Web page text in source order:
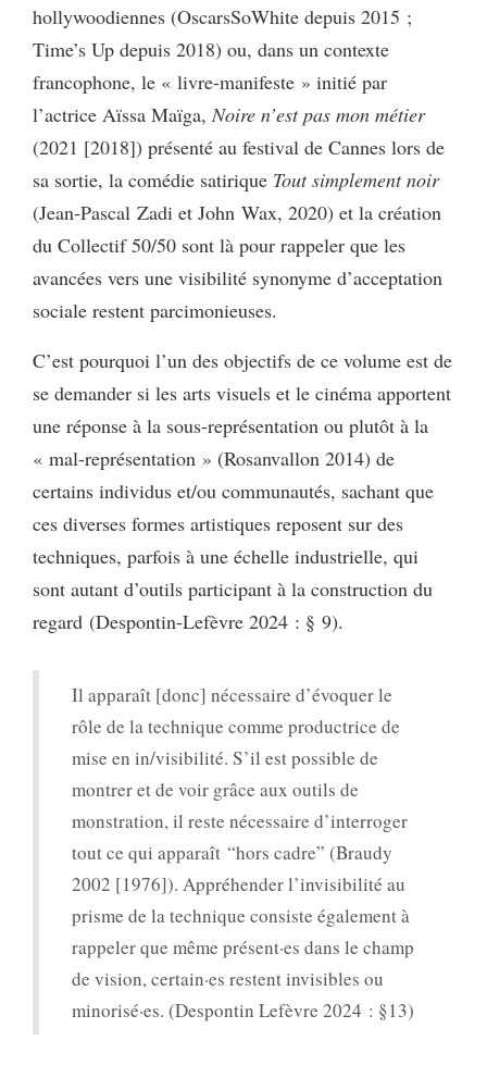
hollywoodiennes (OscarsSoWhite depuis 2015 ;
Time’s Up depuis 2018) ou, dans un contexte
francophone, le « livre-manifeste » initié par
l’actrice Aïssa Maïga, Noire n’est pas mon métier
(2021 [2018]) présenté au festival de Cannes lors de
sa sortie, la comédie satirique Tout simplement noir
(Jean-Pascal Zadi et John Wax, 2020) et la création
du Collectif 50/50 sont là pour rappeler que les
avancées vers une visibilité synonyme d’acceptation
sociale restent parcimonieuses.
C’est pourquoi l’un des objectifs de ce volume est de
se demander si les arts visuels et le cinéma apportent
une réponse à la sous-représentation ou plutôt à la
« mal-représentation » (Rosanvallon 2014) de
certains individus et/ou communautés, sachant que
ces diverses formes artistiques reposent sur des
techniques, parfois à une échelle industrielle, qui
sont autant d’outils participant à la construction du
regard (Despontin-Lefèvre 2024 : § 9).
Il apparaît [donc] nécessaire d’évoquer le
rôle de la technique comme productrice de
mise en in/visibilité. S’il est possible de
montrer et de voir grâce aux outils de
monstration, il reste nécessaire d’interroger
tout ce qui apparaît “hors cadre” (Braudy
2002 [1976]). Appréhender l’invisibilité au
prisme de la technique consiste également à
rappeler que même présent·es dans le champ
de vision, certain·es restent invisibles ou
minorisé·es. (Despontin Lefèvre 2024 : §13)